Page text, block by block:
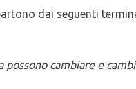
dai seguenti
cambiare e